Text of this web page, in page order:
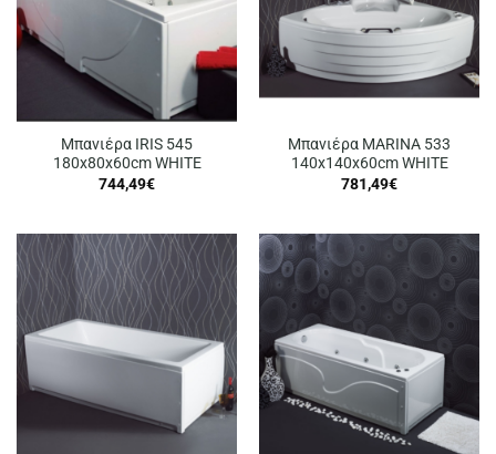
Μπανιέρα IRIS 545
180x80x60cm WHITE
744,49€
Μπανιέρα MARINA 533
140x140x60cm WHITE
781,49€